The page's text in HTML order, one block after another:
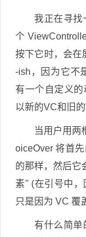
我正在寻找
个
按下它时，会在
-ish，因为它不
有一个自定义
以新的VC和旧
当用户用两
oiceOver 将首
的那样，然后它
素" (在引号中，
只是因为 VC 覆
有什么简单